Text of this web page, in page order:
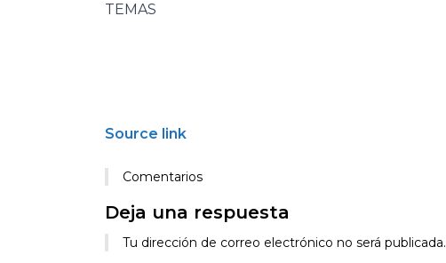
TEMAS
Source link
Comentarios
Deja una respuesta
Tu dirección de correo electrónico no será publicada.